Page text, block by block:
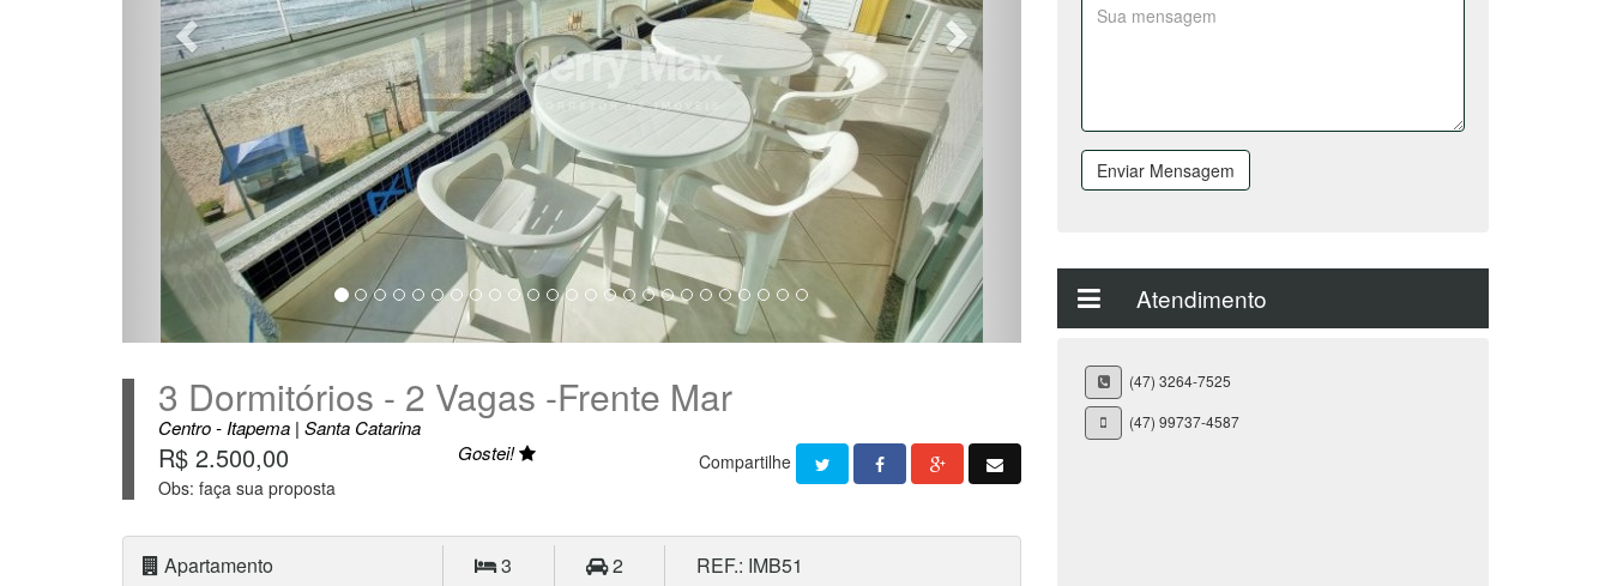
3 Dormitórios - 2 Vagas -Frente Mar
Centro - Itapema | Santa Catarina
R$ 2.500,00
Obs: faça sua proposta
Gostei! Compartilhe
Apartamento 3 2 REF.: IMB51
Enviar Mensagem
Atendimento
(47) 3264-7525
(47) 99737-4587